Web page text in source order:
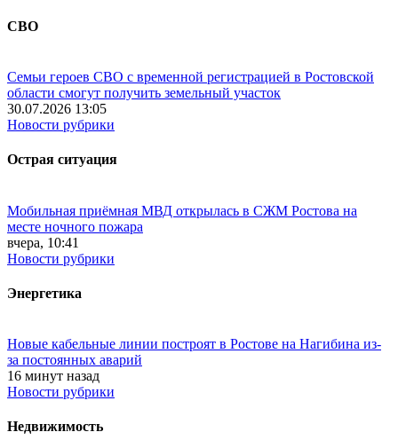
СВО
Семьи героев СВО с временной регистрацией в Ростовской
области смогут получить земельный участок
30.07.2026 13:05
Новости рубрики
Острая ситуация
Мобильная приёмная МВД открылась в СЖМ Ростова на
месте ночного пожара
вчера, 10:41
Новости рубрики
Энергетика
Новые кабельные линии построят в Ростове на Нагибина из-
за постоянных аварий
16 минут назад
Новости рубрики
Недвижимость